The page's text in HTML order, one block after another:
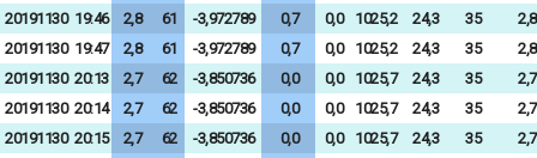
20191130 19:46 2,8 61 -3,972789 0,7 0,0 1025,2 24,3 35
2,8
20191130 19:47 2,8 61 -3,972789 0,7 0,0 1025,2 24,3 35
2,8
20191130 20:13 2,7 62 -3,850736 0,0 0,0 1025,7 24,3 35
2,7
20191130 20:14 2,7 62 -3,850736 0,0 0,0 1025,7 24,3 35
2,7
20191130 20:15 2,7 62 -3,850736 0,0 0,0 1025,7 24,3 35
2,7